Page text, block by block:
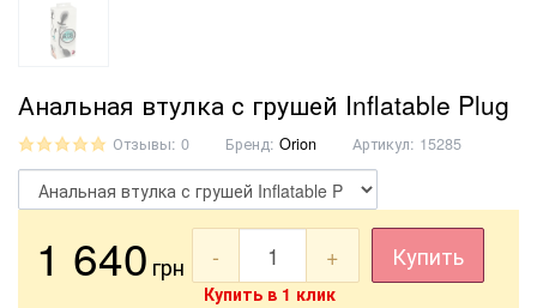
Анальная втулка с грушей Inflatable Plug
Отзывы: 0 Бренд: Orion Артикул: 15285
1 640 грн - + Купить
Купить в 1 клик